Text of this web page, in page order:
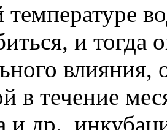
и тогда
влияния,
в течение
и др.,